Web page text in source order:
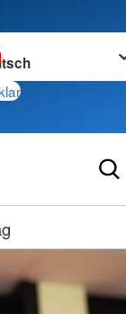
wechseln zu